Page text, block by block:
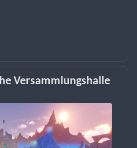
Versammlungshalle